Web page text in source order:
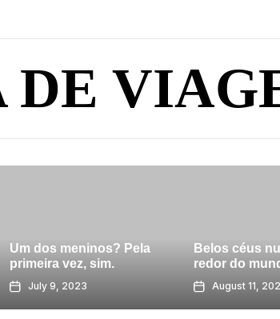
DE
Belos céus nublados ao
redor do mundo
August 11, 2023
Ilha
July